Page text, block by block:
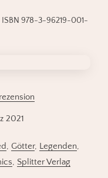
ISBN 978-3-96219-001-
2021
, Götter, Legenden,
, Splitter Verlag